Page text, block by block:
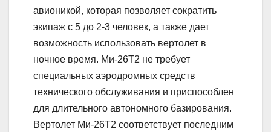
авионикой, которая позволяет сократить
экипаж с 5 до 2-3 человек, а также дает
возможность использовать вертолет в
ночное время. Ми-26Т2 не требует
специальных аэродромных средств
технического обслуживания и приспособлен
для длительного автономного базирования.
Вертолет Ми-26Т2 соответствует последним